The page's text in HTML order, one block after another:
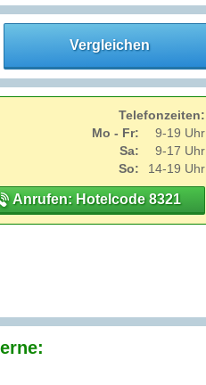
Vergleichen
Telefonzeiten:
Mo - Fr:
9-19 Uhr
Sa:
9-17 Uhr
So:
14-19 Uhr
Anrufen: Hotelcode 8321